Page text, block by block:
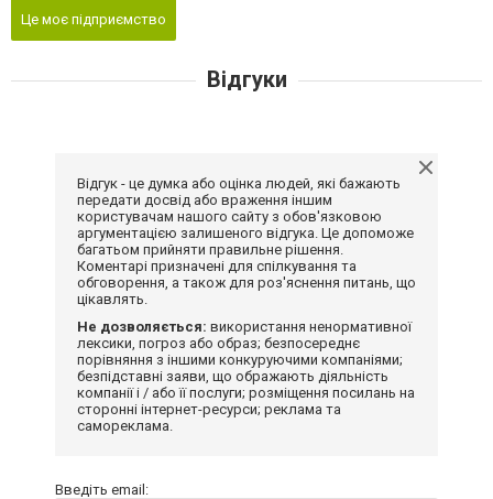
Це моє підприємство
Відгуки
Відгук - це думка або оцінка людей, які бажають
передати досвід або враження іншим
користувачам нашого сайту з обов'язковою
аргументацією залишеного відгука. Це допоможе
багатьом прийняти правильне рішення.
Коментарі призначені для спілкування та
обговорення, а також для роз'яснення питань, що
цікавлять.
Не дозволяється: використання ненормативної
лексики, погроз або образ; безпосереднє
порівняння з іншими конкуруючими компаніями;
безпідставні заяви, що ображають діяльність
компанії і / або її послуги; розміщення посилань на
сторонні інтернет-ресурси; реклама та
самореклама.
Введіть email: